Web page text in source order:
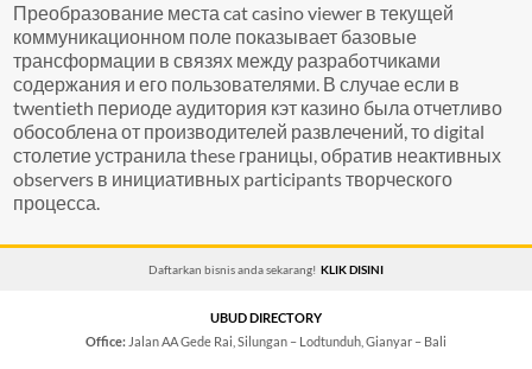
Преобразование места cat casino viewer в текущей
коммуникационном поле показывает базовые
трансформации в связях между разработчиками
содержания и его пользователями. В случае если в
twentieth периоде аудитория кэт казино была отчетливо
обособлена от производителей развлечений, то digital
столетие устранила these границы, обратив неактивных
observers в инициативных participants творческого
процесса.
Daftarkan bisnis anda sekarang! KLIK DISINI
UBUD DIRECTORY
Office: Jalan AA Gede Rai, Silungan – Lodtunduh, Gianyar – Bali